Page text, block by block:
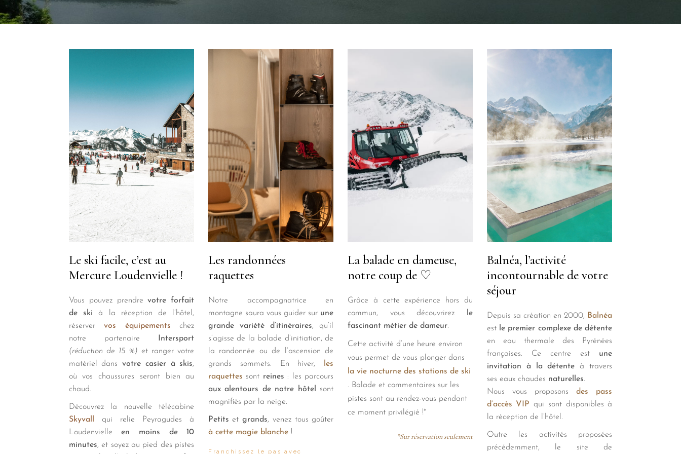
Le ski facile, c’est au
Mercure Loudenvielle !
Vous pouvez prendrevotre forfait
de ski à la réception de l’hôtel,
réservervos équipements chez
notre partenaire
Intersport
(réduction de 15 %) et ranger votre
matériel dansvotre casier à skis,
où vos chaussures seront bien au
chaud.
Découvrez la nouvelle télécabine
Skyvall
qui relie Peyragudes à
Loudenvielle en moins de 10
minutes, et soyez au pied des pistes
Les randonnées
raquettes
Notre accompagnatrice en
montagne saura vous guider sur une
grande variété d’itinéraires, qu’il
s’agisse de la balade d’initiation, de
la randonnée ou de l’ascension de
grands sommets. En hiver, les
raquettes sont reines : les parcours
aux alentours de notre hôtel
sont
magnifiés par la neige.
Petitset grands, venez tous goûter
à cette magie blanche!
Franchissez le pas avec
La balade en dameuse,
notre coup de ♡
Grâce à cette expérience hors du
commun, vous découvrirez
le
fascinant métier de dameur.
Cette activité d’une heure environ
vous permet de vous plonger dans
la vienocturne des stations de ski
. Balade et commentaires sur les
pistes sont au rendez-vous pendant
ce moment privilégié !*
*Sur réservation seulement
Balnéa, l’activité
incontournable de votre
séjour
Depuis sa création en 2000, Balnéa
est le premier complexe de détente
en eau thermale des Pyrénées
françaises. Ce centre est une
invitation à la détente à travers
ses eaux chaudes naturelles.
Nous vous proposonsdes pass
d’accès VIP qui sont disponibles à
la réception de l’hôtel.
Outre les activités proposées
précédemment, le site de